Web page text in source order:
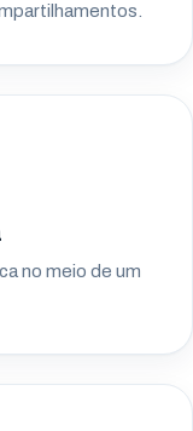
no meio de um